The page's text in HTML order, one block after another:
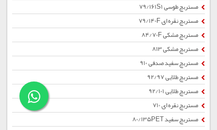
مستربچ طوسی 79/161S1
مستربچ نقره ای 79/140F
مستربچ مشکی 84/70F
مستربچ مشکی 813
مستربچ سفید صدفی 910
مستربچ طلایی 92/97
مستربچ طلایی 92/101
مستربچ نقره ای 710
مستربچ سفید 80/135PET